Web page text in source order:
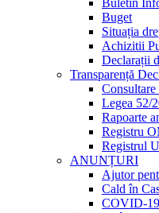
Buletin
Buget
Situația
Achizitii
Declarații
Transparență
Consultare
Legea 52/
Rapoarte
Registru
Registrul
ANUNȚURI
Ajutor
Cald în
COVID-19